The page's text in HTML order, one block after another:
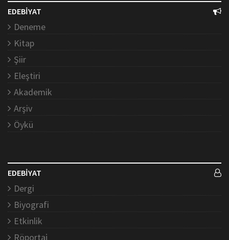
EDEBİYAT
Deneme
Kitap
Şiir
Eleştiri
Akademik
Arşiv
Öykü
EDEBİYAT
Dergi
Biyografi
Etkinlik
Röportaj